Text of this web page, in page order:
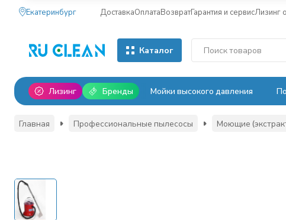
Екатеринбург ДоставкаОплатаВозвратГарантия и сервисЛизинг
Каталог
Лизинг Бренды Мойки высокого давления
Главная Профессиональные пылесосы Моющие